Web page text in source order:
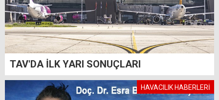
TAV'DA İLK YARI SONUÇLARI
HAVACILIK HABERLERİ